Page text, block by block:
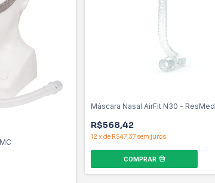
Máscara Nasal AirFit N30 - ResMed
R$568,42
12 x de R$47,37 sem juros
COMPRAR